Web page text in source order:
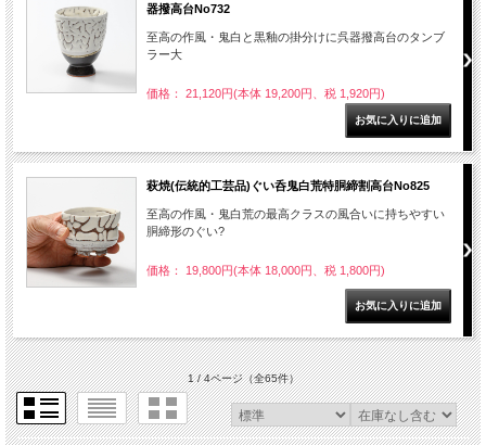
器撥高台No732
至高の作風・鬼白と黒釉の掛分けに呉器撥高台のタンブ
ラー大
価格： 21,120円(本体 19,200円、税 1,920円)
萩焼(伝統的工芸品)ぐい呑鬼白荒特胴締割高台No825
至高の作風・鬼白荒の最高クラスの風合いに持ちやすい
胴締形のぐい?
価格： 19,800円(本体 18,000円、税 1,800円)
1 / 4ページ（全65件）